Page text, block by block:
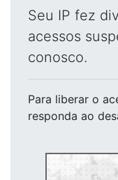
Seu IP fez
acessos
conosco.
Para liberar o
responda ao